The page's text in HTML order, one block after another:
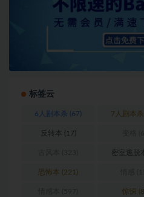
标签云
6人剧本杀 (67) 7人剧本杀
反转本 (17)
密室逃脱
恐怖本 (221)
惊悚